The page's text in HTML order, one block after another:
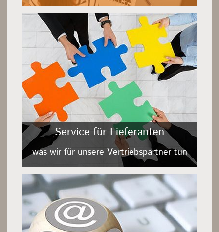
Service für Lieferanten
was wir für unsere Vertriebspartner tun